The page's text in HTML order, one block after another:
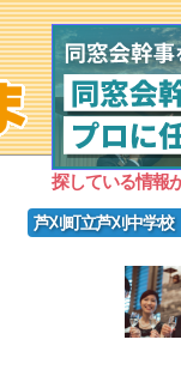
探している情報
芦刈町立芦刈中学校